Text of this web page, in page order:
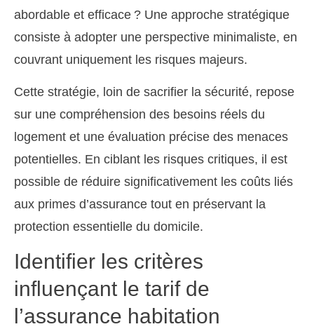
abordable et efficace ? Une approche stratégique
consiste à adopter une perspective minimaliste, en
couvrant uniquement les risques majeurs.
Cette stratégie, loin de sacrifier la sécurité, repose
sur une compréhension des besoins réels du
logement et une évaluation précise des menaces
potentielles. En ciblant les risques critiques, il est
possible de réduire significativement les coûts liés
aux primes d’assurance tout en préservant la
protection essentielle du domicile.
Identifier les critères
influençant le tarif de
l’assurance habitation